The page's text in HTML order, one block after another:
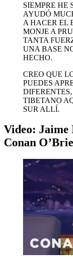
SIEMPRE HE
AYUDÓ
A HACER EL
MONJE A
TANTA
UNA BASE
HECHO.
CREO QUE
PUEDES
TIBETANO
SUR ALLÍ.
Video: Jaime
Conan